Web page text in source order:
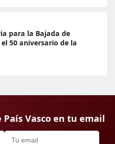
para la Bajada de
50 aniversario de la
Vasco en tu email